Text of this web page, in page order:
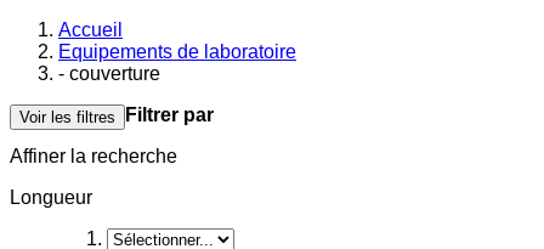
Accueil
Equipements de laboratoire
- couverture
Voir les filtres
Filtrer par
Affiner la recherche
Longueur